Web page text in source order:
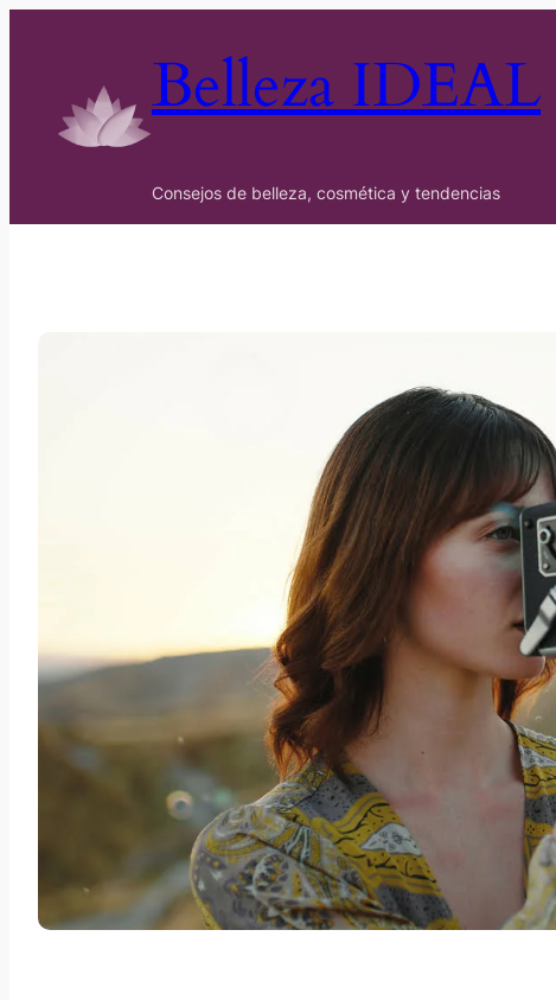
Belleza IDEAL
Consejos de belleza, cosmética y tendencias